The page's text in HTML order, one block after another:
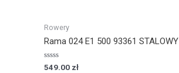
Rowery
Rama 024 E1 500 93361 STALOWY
Oceniony
549.00 zł